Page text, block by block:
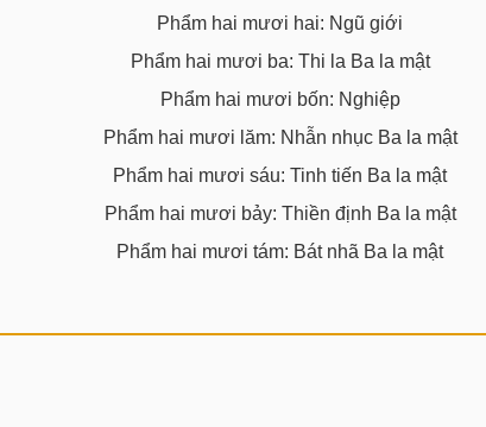
Phẩm hai mươi hai: Ngũ giới
Phẩm hai mươi ba: Thi la Ba la mật
Phẩm hai mươi bốn: Nghiệp
Phẩm hai mươi lăm: Nhẫn nhục Ba la mật
Phẩm hai mươi sáu: Tinh tiến Ba la mật
Phẩm hai mươi bảy: Thiền định Ba la mật
Phẩm hai mươi tám: Bát nhã Ba la mật